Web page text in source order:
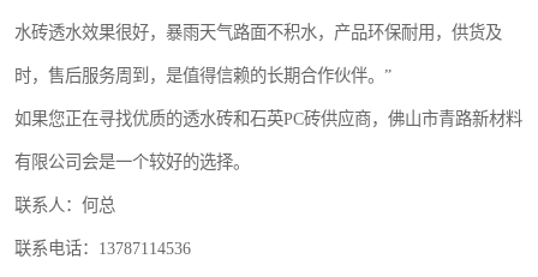
水砖透水效果很好，暴雨天气路面不积水，产品环保耐用，供货及
时，售后服务周到，是值得信赖的长期合作伙伴。”
如果您正在寻找优质的透水砖和石英PC砖供应商，佛山市青路新材料
有限公司会是一个较好的选择。
联系人：何总
联系电话：13787114536